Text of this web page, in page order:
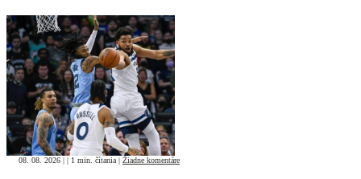
08. 08. 2026 | | 1 min. čítania | Žiadne komentáre